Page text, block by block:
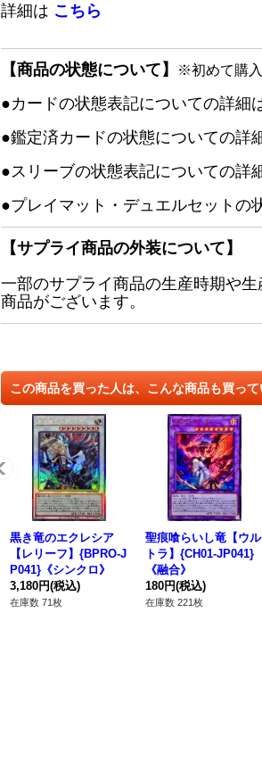
詳細は こちら
【商品の状態について】 ※初めて購入
●カードの状態表記についての詳細
●鑑定済カードの状態についての詳
●スリーブの状態表記についての詳
●プレイマット・デュエルセットの
【サプライ商品の外装について】
一部のサプライ商品の生産時期や
商品がございます。
この商品を買った人は、こんな商品も買っ
黒き竜のエクレシア
【レリーフ】{BPRO-J
P041}《シンクロ》
3,180円(税込)
在庫数 71枚
聖痕喰らいし竜【ウル
トラ】{CH01-JP041}
《融合》
180円(税込)
在庫数 221枚